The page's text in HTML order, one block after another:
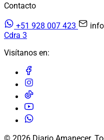
Contacto
+51 928 007 423
Cdra 3
Visítanos en:
© 2026 Diario Amanecer.